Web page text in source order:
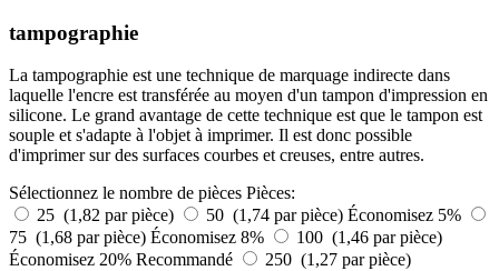
tampographie
La tampographie est une technique de marquage indirecte dans
laquelle l'encre est transférée au moyen d'un tampon d'impression en
silicone. Le grand avantage de cette technique est que le tampon est
souple et s'adapte à l'objet à imprimer. Il est donc possible
d'imprimer sur des surfaces courbes et creuses, entre autres.
Sélectionnez le nombre de pièces Pièces:
25 (1,82 par pièce)
50 (1,74 par pièce) Économisez 5%
75 (1,68 par pièce) Économisez 8%
100 (1,46 par pièce)
Économisez 20% Recommandé
250 (1,27 par pièce)